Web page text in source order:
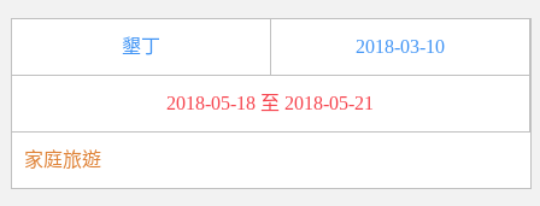
墾丁 2018-03-10
2018-05-18 至 2018-05-21
家庭旅遊